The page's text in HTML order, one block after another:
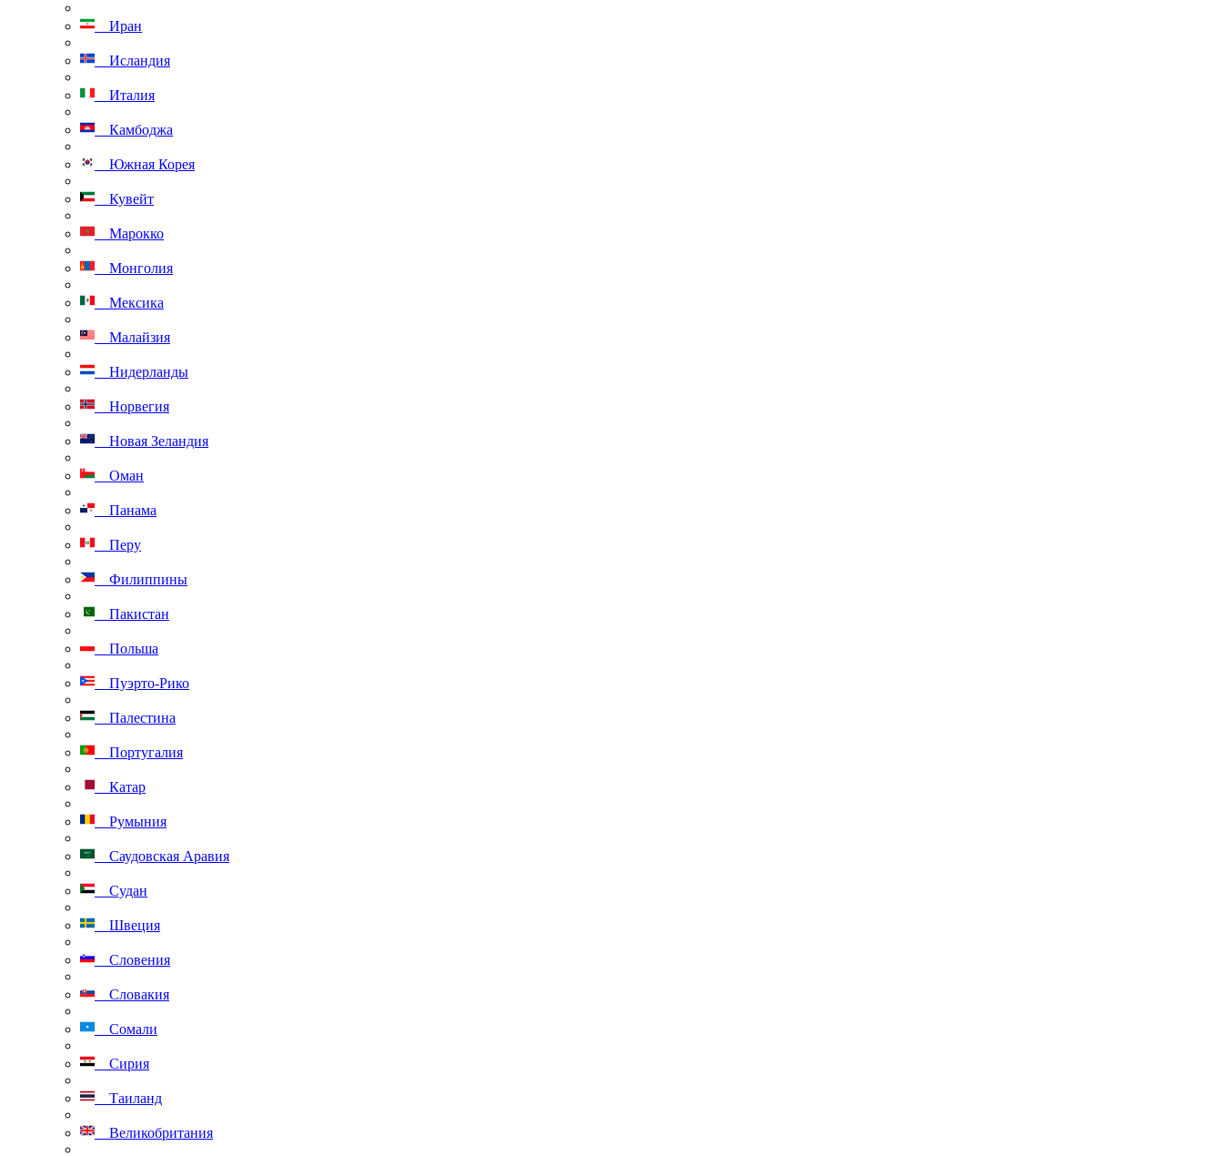
Иран
Исландия
Италия
Камбоджа
Южная Корея
Кувейт
Марокко
Монголия
Мексика
Малайзия
Нидерланды
Норвегия
Новая Зеландия
Оман
Панама
Перу
Филиппины
Пакистан
Польша
Пуэрто-Рико
Палестина
Португалия
Катар
Румыния
Саудовская Аравия
Судан
Швеция
Словения
Словакия
Сомали
Сирия
Таиланд
Великобритания